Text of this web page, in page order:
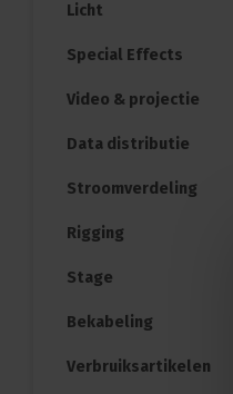
Licht
Special Effects
Video & projectie
Data distributie
Stroomverdeling
Rigging
Stage
Bekabeling
Verbruiksartikelen